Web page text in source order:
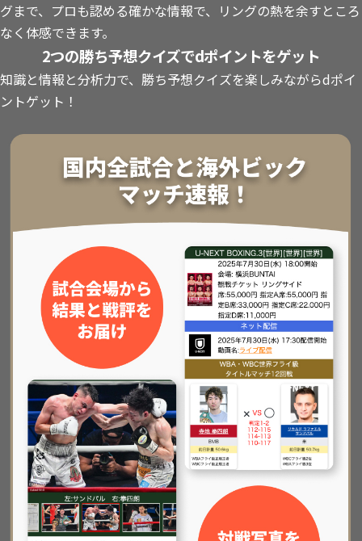
グまで、プロも認める確かな情報で、リングの熱を余すところ
なく体感できます。
2つの勝ち予想クイズでdポイントをゲット
知識と情報と分析力で、勝ち予想クイズを楽しみながらdポイ
ントゲット！